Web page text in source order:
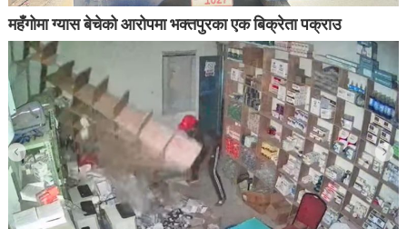
महँगोमा ग्यास बेचेको आरोपमा भक्तपुरका एक बिक्रेता पक्राउ